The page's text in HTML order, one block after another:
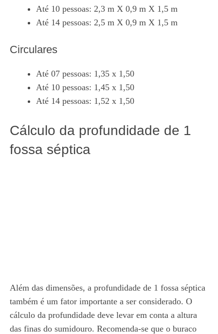
Até 10 pessoas: 2,3 m X 0,9 m X 1,5 m
Até 14 pessoas: 2,5 m X 0,9 m X 1,5 m
Circulares
Até 07 pessoas: 1,35 x 1,50
Até 10 pessoas: 1,45 x 1,50
Até 14 pessoas: 1,52 x 1,50
Cálculo da profundidade de 1
fossa séptica
Além das dimensões, a profundidade de 1 fossa séptica
também é um fator importante a ser considerado. O
cálculo da profundidade deve levar em conta a altura
das finas do sumidouro. Recomenda-se que o buraco